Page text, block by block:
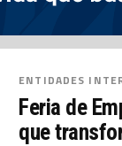
ENTIDADES
Feria de
que